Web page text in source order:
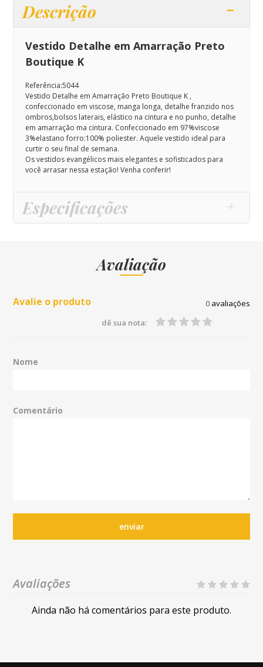
Descrição
Vestido Detalhe em Amarração Preto
Boutique K
Referência:5044
Vestido Detalhe em Amarração Preto Boutique K ,
confeccionado em viscose, manga longa, detalhe franzido nos
ombros,bolsos laterais, elástico na cintura e no punho, detalhe
em amarração ma cintura. Confeccionado em 97%viscose
3%elastano forro:100% poliester. Aquele vestido ideal para
curtir o seu final de semana.
Os vestidos evangélicos mais elegantes e sofisticados para
você arrasar nessa estação! Venha conferir!
Especificações
Avaliação
Avalie o produto 0avaliações
dê sua nota:
Nome
Comentário
enviar
Avaliações
Ainda não há comentários para este produto.